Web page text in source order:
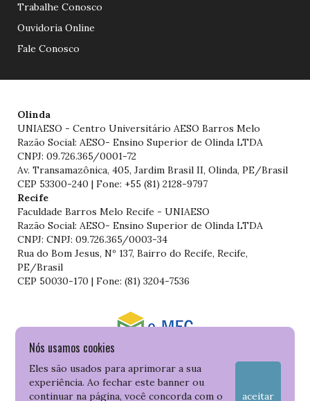
Nós usamos cookies
Eles são usados para aprimorar a sua
experiência. Ao fechar este banner ou
continuar na página, você concorda com o
aceitar
Trabalhe Conosco
Ouvidoria Online
Fale Conosco
Olinda
UNIAESO - Centro Universitário AESO Barros Melo
Razão Social: AESO- Ensino Superior de Olinda LTDA
CNPJ: 09.726.365/0001-72
Av. Transamazônica, 405, Jardim Brasil II, Olinda, PE/Brasil
CEP 53300-240 | Fone: +55 (81) 2128-9797
Recife
Faculdade Barros Melo Recife - UNIAESO
Razão Social: AESO- Ensino Superior de Olinda LTDA
CNPJ: CNPJ: 09.726.365/0003-34
Rua do Bom Jesus, Nº 137, Bairro do Recife, Recife,
PE/Brasil
CEP 50030-170 | Fone: (81) 3204-7536
Consulte o cadastro da Instituição no Sistema do e-MEC